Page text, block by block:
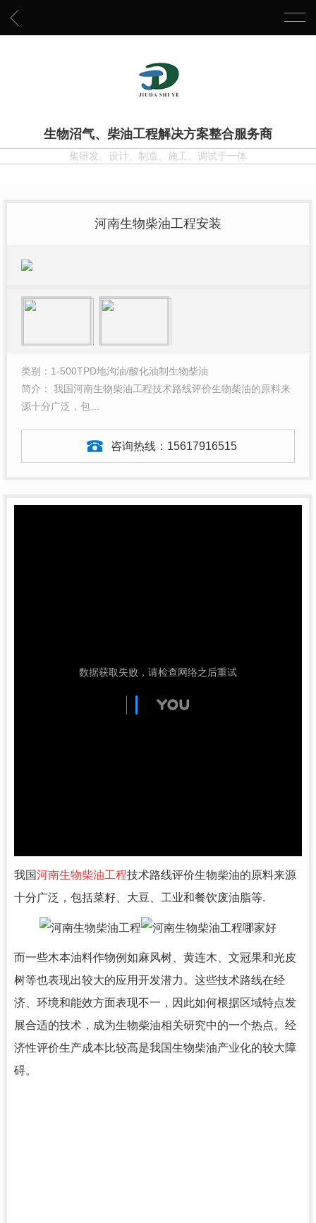
生物沼气、柴油工程解决方案整合服务商
集研发、设计、制造、施工、调试于一体
河南生物柴油工程安装
类别：1-500TPD地沟油/酸化油制生物柴油
简介： 我国河南生物柴油工程技术路线评价生物柴油的原料来
源十分广泛，包…
咨询热线： 15617916515
我国河南生物柴油工程技术路线评价生物柴油的原料来源
十分广泛，包括菜籽、大豆、工业和餐饮废油脂等.
而一些木本油料作物例如麻风树、黄连木、文冠果和光皮
树等也表现出较大的应用开发潜力。这些技术路线在经
济、环境和能效方面表现不一，因此如何根据区域特点发
展合适的技术，成为生物柴油相关研究中的一个热点。经
济性评价生产成本比较高是我国生物柴油产业化的较大障
碍。